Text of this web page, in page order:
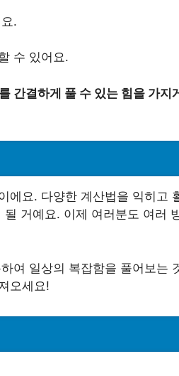
.
수 있어요.
간결하게 풀 수 있는 힘을 가지
에요. 다양한 계산법을 익히고
거예요. 이제 여러분도 여러
여 일상의 복잡함을 풀어보는
오세요!